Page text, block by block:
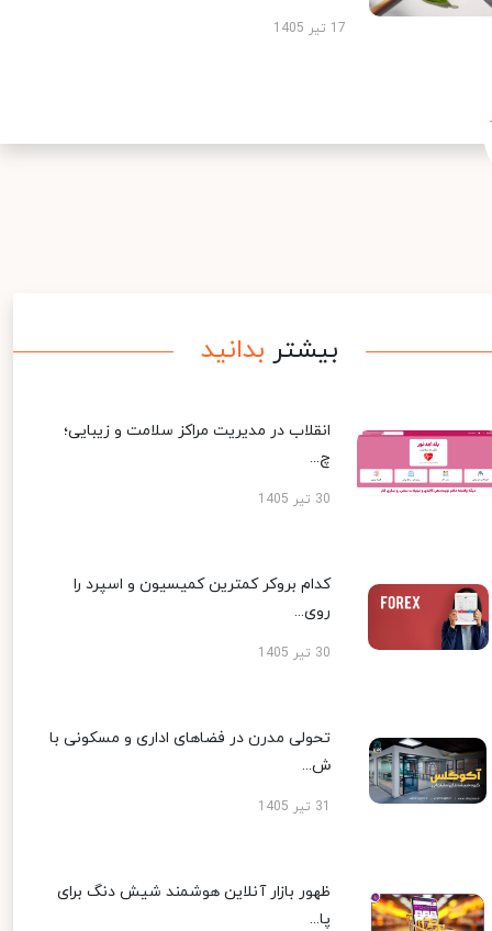
17 تیر 1405
بیشتر بدانید
انقلاب در مدیریت مراکز سلامت و زیبایی؛
چ...
30 تیر 1405
کدام بروکر کمترین کمیسیون و اسپرد را
روی...
30 تیر 1405
تحولی مدرن در فضاهای اداری و مسکونی با
ش...
ظهور بازار آنلاین هوشمند شیش دنگ برای
پا...